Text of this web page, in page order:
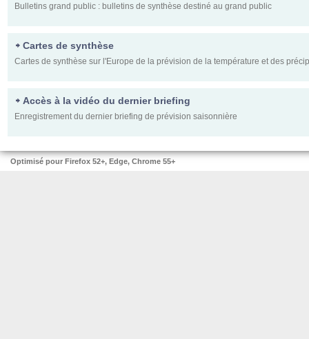
Bulletins grand public : bulletins de synthèse destiné au grand public
Cartes de synthèse
Cartes de synthèse sur l'Europe de la prévision de la température et des
Accès à la vidéo du dernier briefing
Enregistrement du dernier briefing de prévision saisonnière
Optimisé pour Firefox 52+, Edge, Chrome 55+